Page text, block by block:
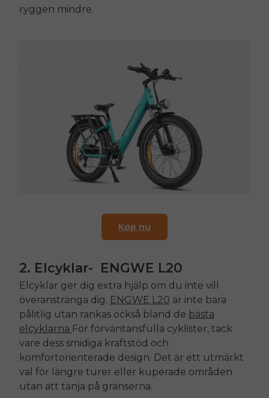
ryggen mindre.
Köp nu
2. Elcyklar- ENGWE L20
Elcyklar ger dig extra hjälp om du inte vill
överanstränga dig. ENGWE L20 är inte bara
pålitlig utan rankas också bland de bästa
elcyklarna För förväntansfulla cyklister, tack
vare dess smidiga kraftstöd och
komfortorienterade design. Det är ett utmärkt
val för längre turer eller kuperade områden
utan att tänja på gränserna.